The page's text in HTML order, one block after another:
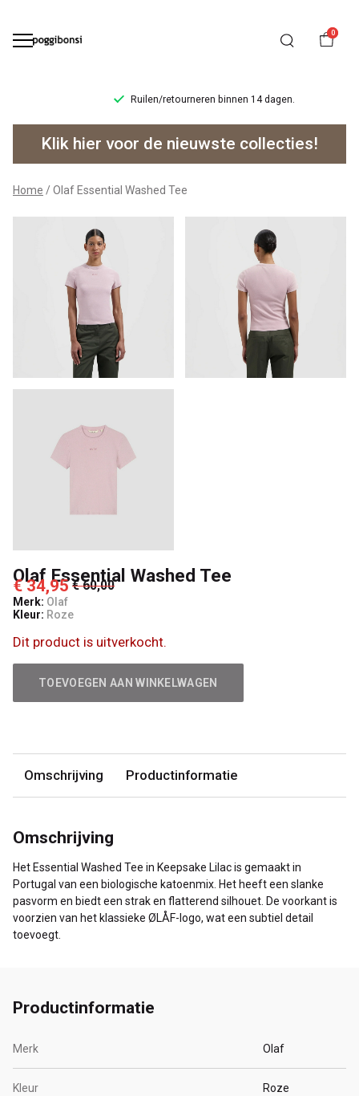
0
Ruilen/retourneren binnen 14 dagen.
Olaf
Essential
Washed
Poggibonsi
Klik hier voor de nieuwste collecties!
Home Olaf Essential Washed Tee
Olaf Essential Washed Tee
€ 34,95 € 60,00
Merk: Olaf
Kleur: Roze
Dit product is uitverkocht.
TOEVOEGEN AAN WINKELWAGEN
Omschrijving Productinformatie
Omschrijving
Het Essential Washed Tee in Keepsake Lilac is gemaakt in
Portugal van een biologische katoenmix. Het heeft een slanke
pasvorm en biedt een strak en flatterend silhouet. De voorkant is
voorzien van het klassieke ØLÅF-logo, wat een subtiel detail
toevoegt.
Productinformatie
Merk Olaf
Kleur Roze